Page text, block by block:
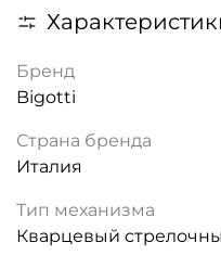
Бренд
Bigotti
Страна бренда
Италия
Тип механизма
Кварцевый